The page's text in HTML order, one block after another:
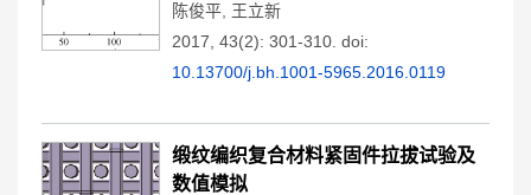
陈俊平 王立新
2017, 43(2): 301-310. doi:
10.13700/j.bh.1001-5965.2016.0119
缎纹编织复合材料紧固件拉拔试验及
数值模拟